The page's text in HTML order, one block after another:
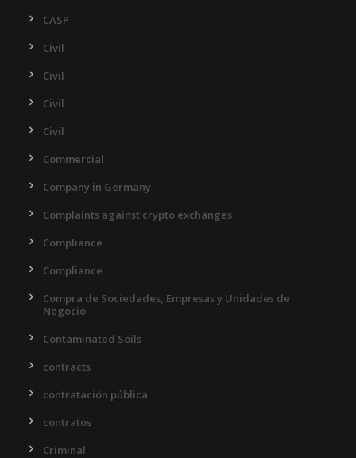
CASP
Civil
Civil
Civil
Civil
Commercial
Company in Germany
Complaints against crypto exchanges
Compliance
Compliance
Compra de Sociedades, Empresas y Unidades de
Negocio
Contaminated Soils
contracts
contratación pública
contratos
Criminal